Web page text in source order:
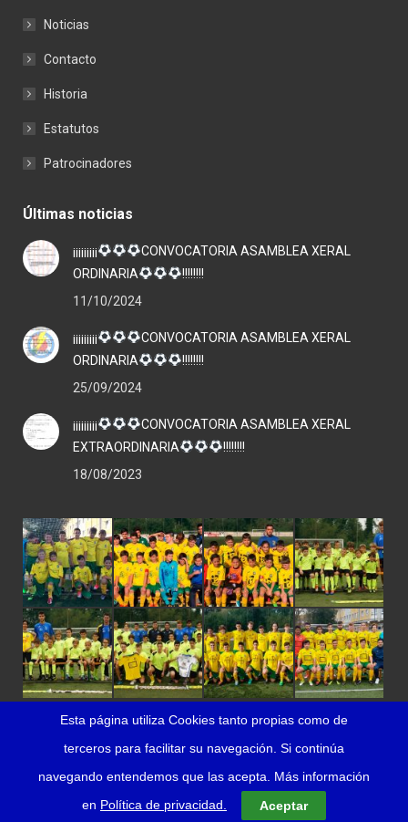
Noticias
Contacto
Historia
Estatutos
Patrocinadores
Últimas noticias
¡¡¡¡¡¡¡¡¡
CONVOCATORIA ASAMBLEA XERAL
ORDINARIA
!!!!!!!!
11/10/2024
¡¡¡¡¡¡¡¡¡
CONVOCATORIA ASAMBLEA XERAL
ORDINARIA
!!!!!!!!
25/09/2024
¡¡¡¡¡¡¡¡¡
CONVOCATORIA ASAMBLEA XERAL
EXTRAORDINARIA
!!!!!!!!
18/08/2023
©EnsiLabs-Aviso legalyPolítica de privacidad
Esta página utiliza Cookies tanto propias como de
terceros para facilitar su navegación. Si continúa
navegando entendemos que las acepta. Más información
en Política de privacidad. Aceptar